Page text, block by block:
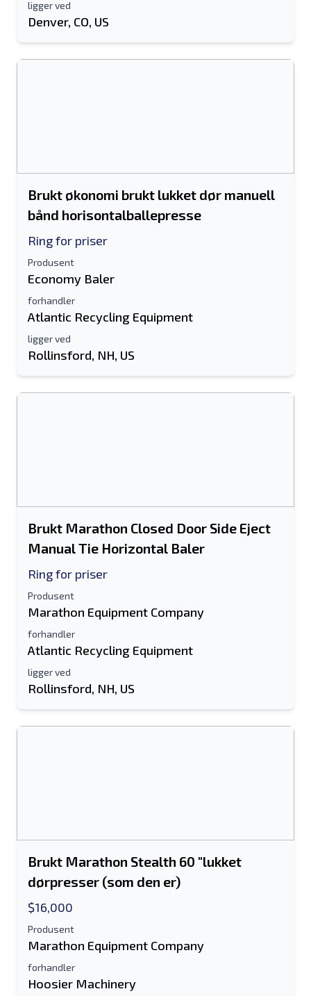
ligger ved
Denver, CO, US
Brukt økonomi brukt lukket dør manuell
bånd horisontalballepresse
Ring for priser
Produsent
Economy Baler
forhandler
Atlantic Recycling Equipment
ligger ved
Rollinsford, NH, US
Brukt Marathon Closed Door Side Eject
Manual Tie Horizontal Baler
Ring for priser
Produsent
Marathon Equipment Company
forhandler
Atlantic Recycling Equipment
ligger ved
Rollinsford, NH, US
Brukt Marathon Stealth 60 "lukket
dørpresser (som den er)
$16,000
Produsent
Marathon Equipment Company
forhandler
Hoosier Machinery